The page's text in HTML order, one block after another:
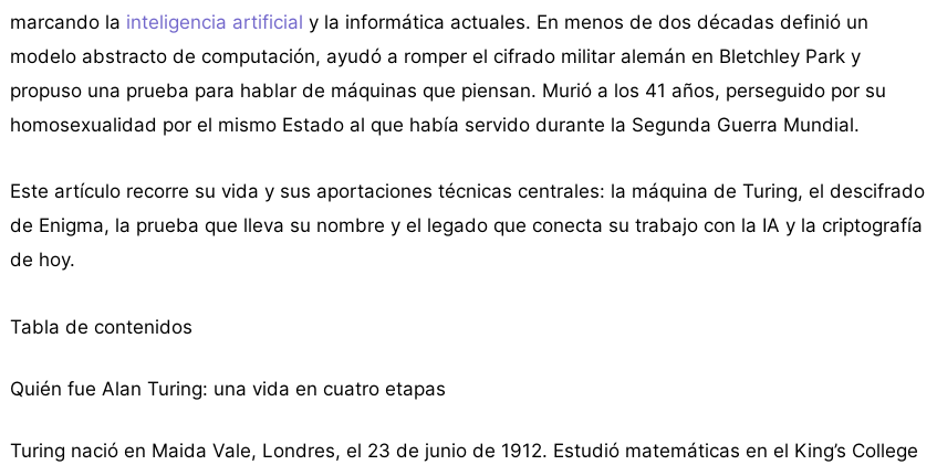
marcando la inteligencia artificial y la informática actuales. En menos de dos décadas definió un
modelo abstracto de computación, ayudó a romper el cifrado militar alemán en Bletchley Park y
propuso una prueba para hablar de máquinas que piensan. Murió a los 41 años, perseguido por su
homosexualidad por el mismo Estado al que había servido durante la Segunda Guerra Mundial.
Este artículo recorre su vida y sus aportaciones técnicas centrales: la máquina de Turing, el descifrado
de Enigma, la prueba que lleva su nombre y el legado que conecta su trabajo con la IA y la criptografía
de hoy.
Tabla de contenidos
Quién fue Alan Turing: una vida en cuatro etapas
Turing nació en Maida Vale, Londres, el 23 de junio de 1912. Estudió matemáticas en el King’s College